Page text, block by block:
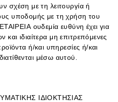
σχέση με τη λειτουργία ή
υποδομής με τη χρήση του
ουδεμία ευθύνη έχει για
και ιδιαίτερα μη επιτρεπόμενες
ή/και υπηρεσίες ή/και
μέσω αυτού.
ΙΔΙΟΚΤΗΣΙΑΣ